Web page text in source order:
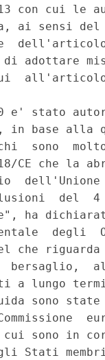
con cui le
ai sensi
e
adottare
all'articolo
e' stato
in base
sono
che la
del  4
ha
degli
che
a lungo
sono
cui sono in
Stati